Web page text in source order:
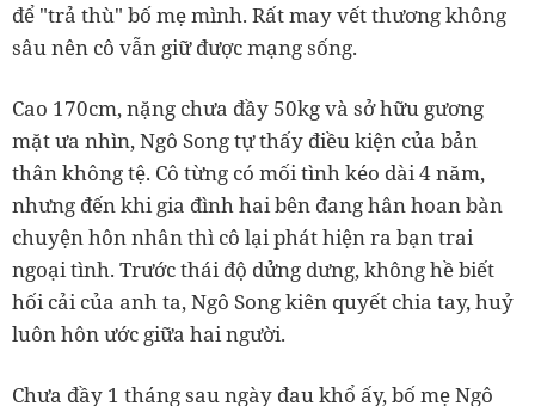
để "trả thù" bố mẹ mình. Rất may vết thương không
sâu nên cô vẫn giữ được mạng sống.
Cao 170cm, nặng chưa đầy 50kg và sở hữu gương
mặt ưa nhìn, Ngô Song tự thấy điều kiện của bản
thân không tệ. Cô từng có mối tình kéo dài 4 năm,
nhưng đến khi gia đình hai bên đang hân hoan bàn
chuyện hôn nhân thì cô lại phát hiện ra bạn trai
ngoại tình. Trước thái độ dửng dưng, không hề biết
hối cải của anh ta, Ngô Song kiên quyết chia tay, huỷ
luôn hôn ước giữa hai người.
Chưa đầy 1 tháng sau ngày đau khổ ấy, bố mẹ Ngô